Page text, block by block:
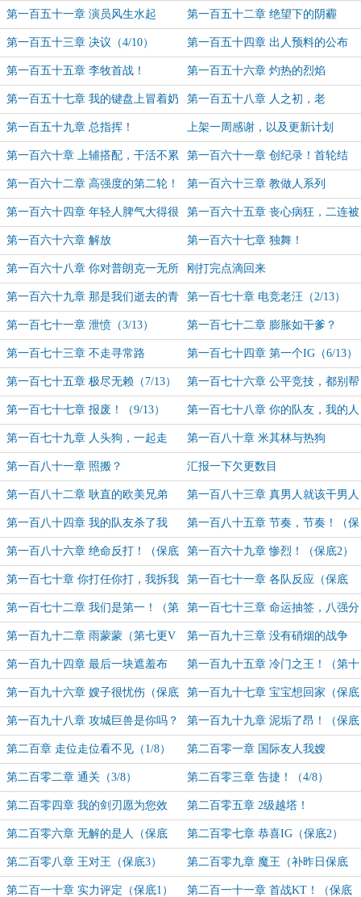
（保底1）
第一百五十一章 演员风生水起
（2/10）
第一百五十二章 绝望下的阴霾
（3/10）
第一百五十三章 决议（4/10） 第一百五十四章 出人预料的公布
（5/10）
第一百五十五章 李牧首战！
（6/10）
第一百五十六章 灼热的烈焰
（7/10）
第一百五十七章 我的键盘上冒着奶
（8/10VIP_DIY贺盟加更9）
第一百五十八章 人之初，老
YB（9/10VIP_DIY盟加更10）
第一百五十九章 总指挥！
（10/10VIP_DIY盟加更11）
上架一周感谢，以及更新计划
第一百六十章 上辅搭配，干活不累
（1/9）
第一百六十一章 创纪录！首轮结
束！（2/9）
第一百六十二章 高强度的第二轮！
（3/9）
第一百六十三章 教做人系列
（4/9）
第一百六十四章 年轻人脾气大得很
（5/9VIP_DIY盟加更12）
第一百六十五章 丧心病狂，二连被
动！（6/9VIP_DIY盟加更13）
第一百六十六章 解放
kakao（7/9VIP_DIY盟加更14）
第一百六十七章 独舞！
（8/9VIP_DIY盟主加更15）
第一百六十八章 你对普朗克一无所
知（9/9VIP_DIY盟加更16）
刚打完点滴回来
第一百六十九章 那是我们逝去的青
春（1/13）
第一百七十章 电竞老汪（2/13）
第一百七十一章 泄愤（3/13） 第一百七十二章 膨胀如干爹？
（4/13）
第一百七十三章 不走寻常路
（5/13）
第一百七十四章 第一个IG（6/13）
第一百七十五章 极尽无赖（7/13） 第一百七十六章 公平竞技，都别帮
忙（8/13）
第一百七十七章 报废！（9/13） 第一百七十八章 你的队友，我的人
头（10/13）
第一百七十九章 人头狗，一起走
（11/13）
第一百八十章 米其林与热狗
（12/13）
第一百八十一章 照搬？
（13/13VIP_DIY盟加更17）
汇报一下欠更数目
第一百八十二章 耿直的欧美兄弟
（保底1）
第一百八十三章 真男人就该干男人
（保底2）
第一百八十四章 我的队友杀了我
(保底3）
第一百八十五章 节奏，节奏！（保
底4）
第一百八十六章 绝命反打！（保底
1）
第一百六十九章 惨烈！（保底2）
第一百七十章 你打任你打，我拆我
的塔（保底3）
第一百七十一章 各队反应（保底
4）
第一百七十二章 我们是第一！（第
五更，为VIP_DIY盟加更18）
第一百七十三章 命运抽签，八强分
组！（第六更V盟加更19）
第一百九十二章 雨蒙蒙（第七更V
盟加更20）
第一百九十三章 没有硝烟的战争
（第八更！yhredlove盟加更1）
第一百九十四章 最后一块遮羞布
（第九更！yhredlove盟主加更2）
第一百九十五章 冷门之王！（第十
更！yhredlove盟主加更3）
第一百九十六章 嫂子很忧伤（保底
1）
第一百九十七章 宝宝想回家（保底
2）
第一百九十八章 攻城巨兽是你吗？
（保底3）
第一百九十九章 泥垢了昂！（保底
4）
第二百章 走位走位看不见（1/8） 第二百零一章 国际友人我嫂
（2/8）
第二百零二章 通关（3/8） 第二百零三章 告捷！（4/8）
第二百零四章 我的剑刃愿为您效
劳！（5/8yhredlove盟加更4）
第二百零五章 2级越塔！
（6/8yhredlove盟加更5）
第二百零六章 无解的是人（保底
1）
第二百零七章 恭喜IG（保底2）
第二百零八章 王对王（保底3） 第二百零九章 魔王（补昨日保底
4）
第二百一十章 实力评定（保底1） 第二百一十一章 首战KT！（保底